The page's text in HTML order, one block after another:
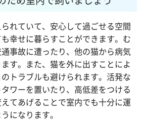
れていて、安心して過ごせる空間
幸せに暮らすことができます。む
事故に遭ったり、他の猫から病気
す。また、猫を外に出すことによ
トラブルも避けられます。活発な
ワーを置いたり、高低差をつける
てあげることで室内でも十分に運
になります。